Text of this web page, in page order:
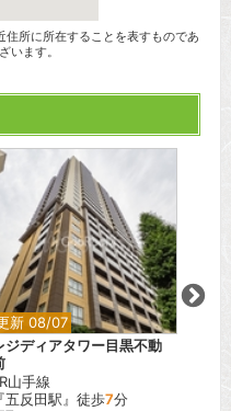
所に所在することを表すものであ
います。
新 08/07
ジディアタワー目黒不動
山手線
『五反田駅』徒歩7分